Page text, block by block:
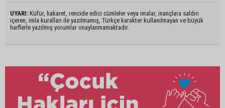
UYARI: Küfür, hakaret, rencide edici cümleler veya imalar, inançlara saldırı
içeren, imla kuralları ile yazılmamış, Türkçe karakter kullanılmayan ve büyük
harflerle yazılmış yorumlar onaylanmamaktadır.